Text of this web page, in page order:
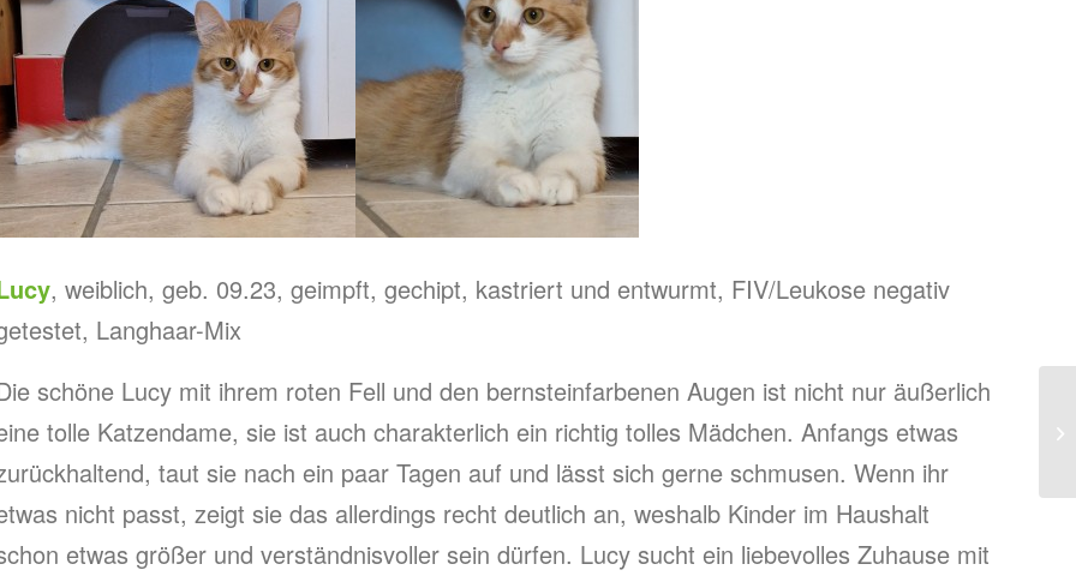
, weiblich, geb. 09.23, geimpft, gechipt, kastriert und entwurmt, FIV/Leukose negativ
Langhaar-Mix
schöne Lucy mit ihrem roten Fell und den bernsteinfarbenen Augen ist nicht nur äußerlich
tolle Katzendame, sie ist auch charakterlich ein richtig tolles Mädchen. Anfangs etwas
taut sie nach ein paar Tagen auf und lässt sich gerne schmusen. Wenn ihr
nicht passt, zeigt sie das allerdings recht deutlich an, weshalb Kinder im Haushalt
etwas größer und verständnisvoller sein dürfen. Lucy sucht ein liebevolles Zuhause mit